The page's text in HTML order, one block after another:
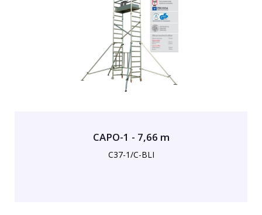
CAPO-1 - 7,66 m
C37-1/C-BLI